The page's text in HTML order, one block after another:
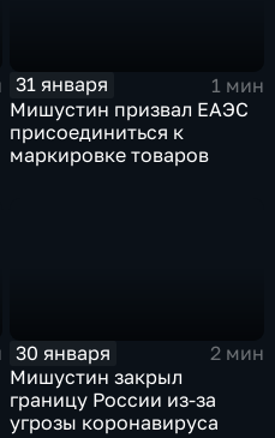
31 января
1 мин
Мишустин призвал ЕАЭС
присоединиться к
маркировке товаров
30 января
2 мин
Мишустин закрыл
границу России из-за
угрозы коронавируса